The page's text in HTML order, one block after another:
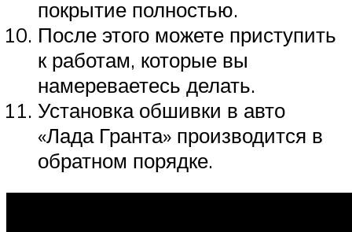
покрытие полностью.
После этого можете приступить
к работам, которые вы
намереваетесь делать.
Установка обшивки в авто
«Лада Гранта» производится в
обратном порядке.